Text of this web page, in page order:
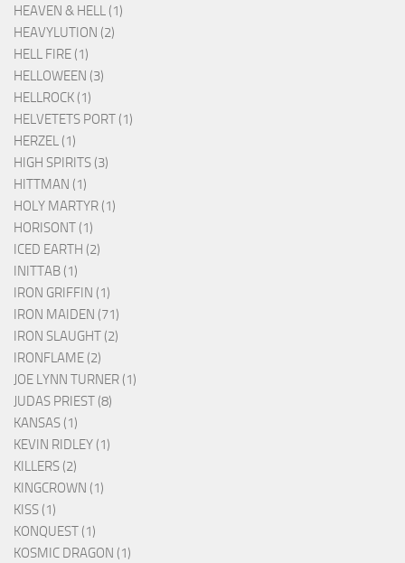
HEAVEN & HELL (1)
HEAVYLUTION (2)
HELL FIRE (1)
HELLOWEEN (3)
HELLROCK (1)
HELVETETS PORT (1)
HERZEL (1)
HIGH SPIRITS (3)
HITTMAN (1)
HOLY MARTYR (1)
HORISONT (1)
ICED EARTH (2)
INITTAB (1)
IRON GRIFFIN (1)
IRON MAIDEN (71)
IRON SLAUGHT (2)
IRONFLAME (2)
JOE LYNN TURNER (1)
JUDAS PRIEST (8)
KANSAS (1)
KEVIN RIDLEY (1)
KILLERS (2)
KINGCROWN (1)
KISS (1)
KONQUEST (1)
KOSMIC DRAGON (1)